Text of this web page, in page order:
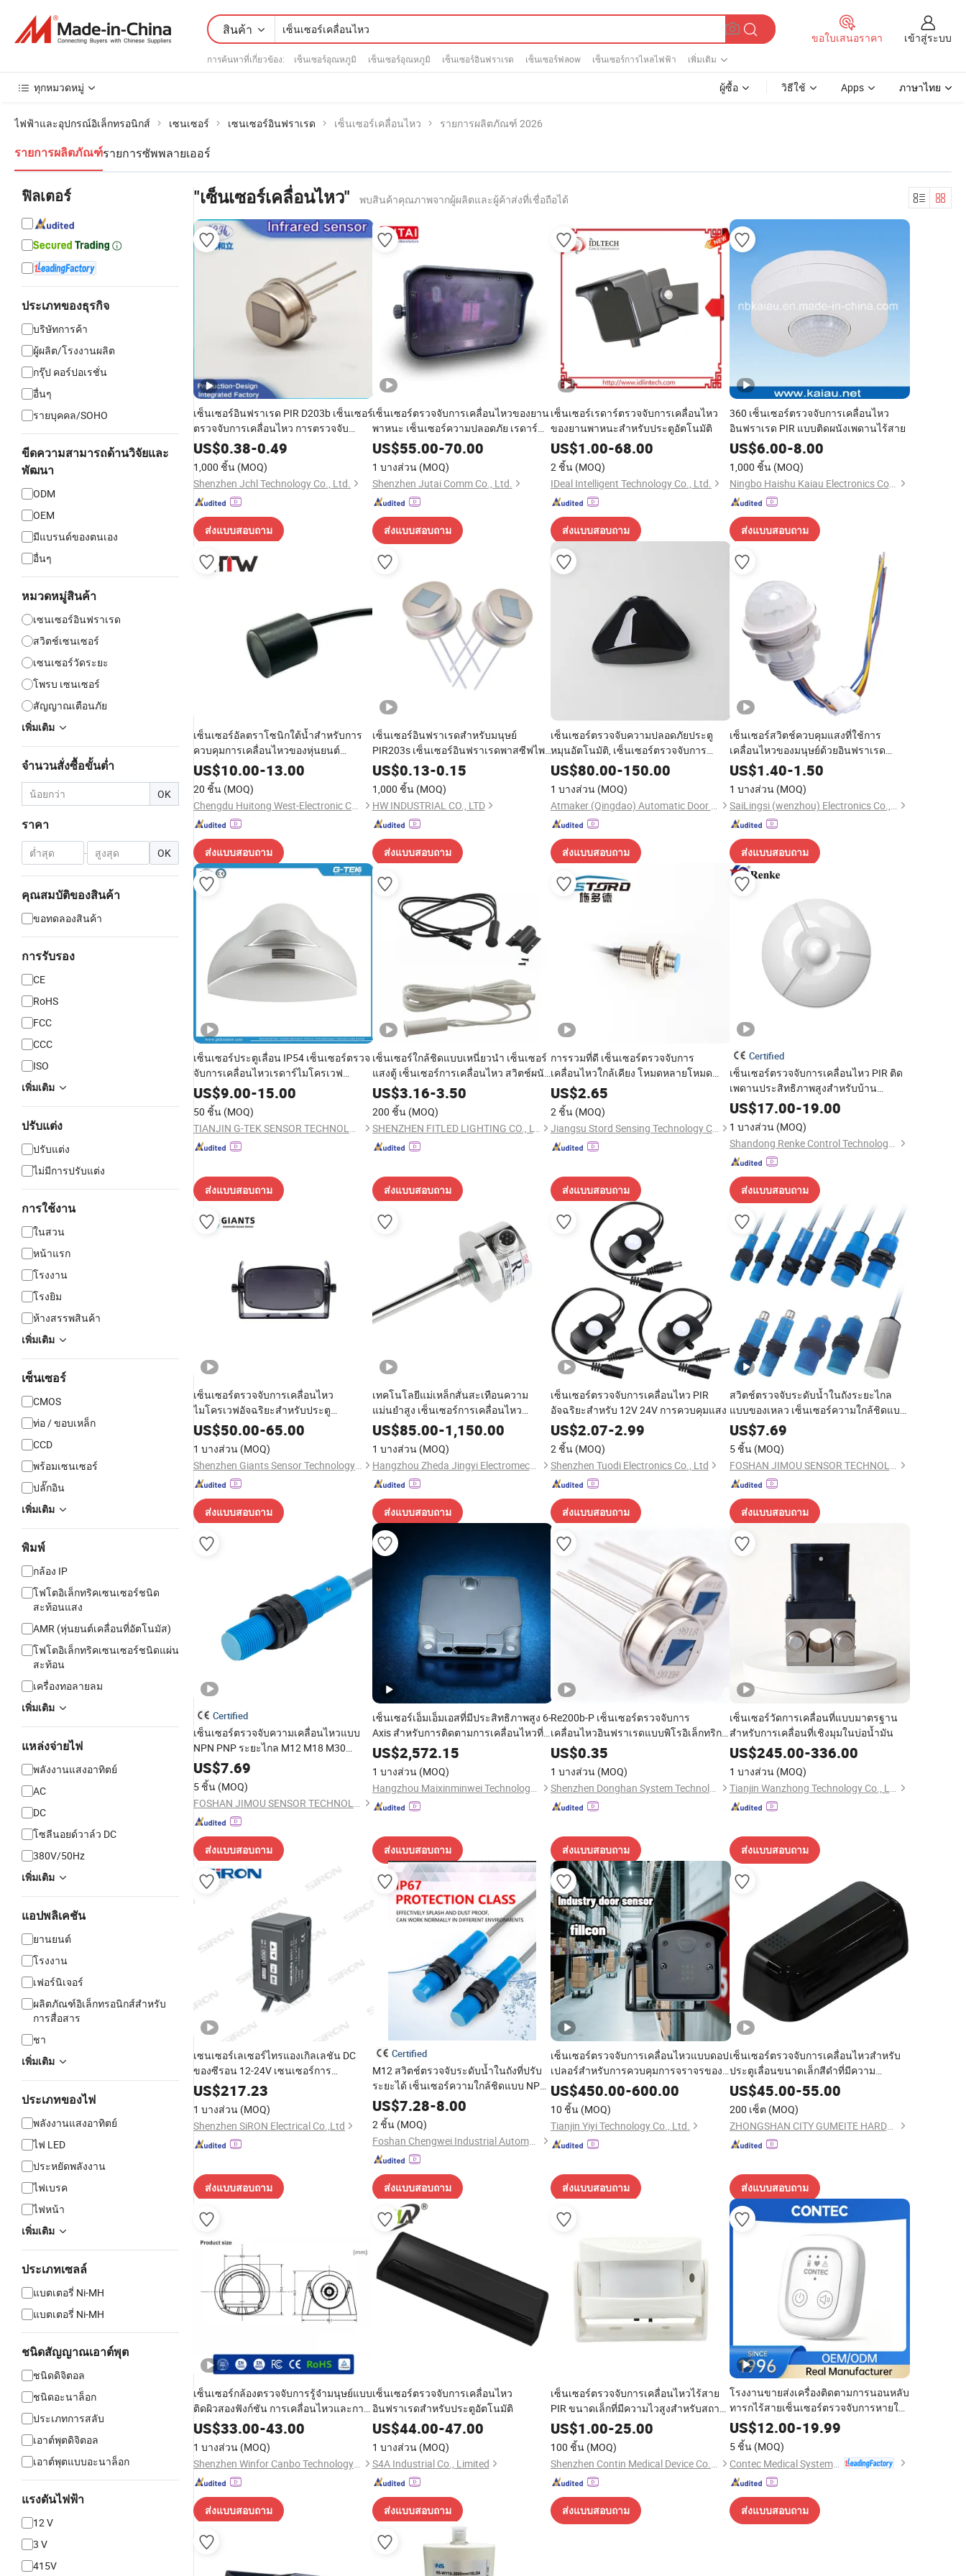
สินค้า
การค้นหาที่เกี่ยวข้อง: เซ็นเซอร์อุณหภูมิ เซ็นเซอร์อุณหภูมิ เซ็นเซอร์อินฟราเรด เซ็นเซอร์ฟลow เซ็นเซอร์การไหลไฟฟ้า เพิ่มเติม
ขอใบเสนอราคา เข้าสู่ระบบ
ทุกหมวดหมู่ ผู้ซื้อ วิธีใช้ Apps ภาษาไทย
ไฟฟ้าและอุปกรณ์อิเล็กทรอนิกส์ เซนเซอร์ เซนเซอร์อินฟราเรด เซ็นเซอร์เคลื่อนไหว รายการผลิตภัณฑ์ 2026
รายการผลิตภัณฑ์รายการซัพพลายเออร์
ฟิลเตอร์
ประเภทของธุรกิจ
บริษัทการค้า
ผู้ผลิต/โรงงานผลิต
กรุ๊ป คอร์ปอเรชั่น
อื่นๆ
รายบุคคล/SOHO
ขีดความสามารถด้านวิจัยและ
พัฒนา
ODM
OEM
มีแบรนด์ของตนเอง
อื่นๆ
หมวดหมู่สินค้า
เซนเซอร์อินฟราเรด
สวิตช์เซนเซอร์
เซนเซอร์วัดระยะ
โพรบ เซนเซอร์
สัญญาณเตือนภัย
เพิ่มเติม
จำนวนสั่งซื้อขั้นต่ำ
OK
ราคา
- OK
คุณสมบัติของสินค้า
ขอทดลองสินค้า
การรับรอง
CE
RoHS
FCC
CCC
ISO
เพิ่มเติม
ปรับแต่ง
ปรับแต่ง
ไม่มีการปรับแต่ง
การใช้งาน
ในสวน
หน้าแรก
โรงงาน
โรงยิม
ห้างสรรพสินค้า
เพิ่มเติม
เซ็นเซอร์
CMOS
ท่อ / ขอบเหล็ก
CCD
พร้อมเซนเซอร์
ปลั๊กอิน
เพิ่มเติม
พิมพ์
กล้อง IP
โฟโตอิเล็กทริคเซนเซอร์ชนิด
สะท้อนแสง
AMR (หุ่นยนต์เคลื่อนที่อัตโนมัส)
โฟโตอิเล็กทริคเซนเซอร์ชนิดแผ่น
สะท้อน
เครื่องทอลายลม
เพิ่มเติม
แหล่งจ่ายไฟ
พลังงานแสงอาทิตย์
AC
DC
โซลีนอยด์วาล์ว DC
380V/50Hz
เพิ่มเติม
แอปพลิเคชัน
ยานยนต์
โรงงาน
เฟอร์นิเจอร์
ผลิตภัณฑ์อิเล็กทรอนิกส์สำหรับ
การสื่อสาร
ชา
เพิ่มเติม
ประเภทของไฟ
พลังงานแสงอาทิตย์
ไฟ LED
ประหยัดพลังงาน
ไฟเบรค
ไฟหน้า
เพิ่มเติม
ประเภทเซลล์
แบตเตอรี่ Ni-MH
แบตเตอรี่ Ni-MH
ชนิดสัญญาณเอาต์พุต
ชนิดดิจิตอล
ชนิดอะนาล็อก
ประเภทการสลับ
เอาต์พุตดิจิตอล
เอาต์พุตแบบอะนาล็อก
แรงดันไฟฟ้า
12 V
3 V
415V
"เซ็นเซอร์เคลื่อนไหว" พบสินค้าคุณภาพจากผู้ผลิตและผู้ค้าส่งที่เชื่อถือได้
เซ็นเซอร์อินฟราเรด PIR D203b เซ็นเซอร์
ตรวจจับการเคลื่อนไหว การตรวจจับ
ร่างกายมนุษย์ สัญญาณจำลองสามขา
องค์ประกอบผลึกคู่
US$0.38-0.49
1,000 ชิ้น (MOQ)
Shenzhen Jchl Technology Co., Ltd.
ส่งแบบสอบถาม
เซ็นเซอร์ตรวจจับการเคลื่อนไหวของยาน
พาหนะ เซ็นเซอร์ความปลอดภัย เรดาร์
ไมโครเวฟ สำหรับประตูอุตสาหกรรม
US$55.00-70.00
1 บางส่วน (MOQ)
Shenzhen Jutai Comm Co., Ltd.
ส่งแบบสอบถาม
เซ็นเซอร์เรดาร์ตรวจจับการเคลื่อนไหว
ของยานพาหนะสำหรับประตูอัตโนมัติ
US$1.00-68.00
2 ชิ้น (MOQ)
IDeal Intelligent Technology Co., Ltd.
ส่งแบบสอบถาม
360 เซ็นเซอร์ตรวจจับการเคลื่อนไหว
อินฟราเรด PIR แบบติดผนังเพดานไร้สาย
US$6.00-8.00
1,000 ชิ้น (MOQ)
Ningbo Haishu Kaiau Electronics Co., Ltd.
ส่งแบบสอบถาม
เซ็นเซอร์อัลตราโซนิกใต้น้ำสำหรับการ
ควบคุมการเคลื่อนไหวของหุ่นยนต์
ทำความสะอาด
US$10.00-13.00
20 ชิ้น (MOQ)
Chengdu Huitong West-Electronic Co., Ltd.
ส่งแบบสอบถาม
เซ็นเซอร์อินฟราเรดสำหรับมนุษย์
PIR203s เซ็นเซอร์อินฟราเรดพาสซีฟไพ
โรอิเล็กทริก เซ็นเซอร์ตรวจจับการ
เคลื่อนไหวของมนุษย์
US$0.13-0.15
1,000 ชิ้น (MOQ)
HW INDUSTRIAL CO., LTD
ส่งแบบสอบถาม
เซ็นเซอร์ตรวจจับความปลอดภัยประตู
หมุนอัตโนมัติ, เซ็นเซอร์ตรวจจับการ
เคลื่อนไหวไมโครเวฟและเซ็นเซอร์
อินฟราเรดป้องกันการหนีบ
US$80.00-150.00
1 บางส่วน (MOQ)
Atmaker (Qingdao) Automatic Door Co., Ltd.
ส่งแบบสอบถาม
เซ็นเซอร์สวิตช์ควบคุมแสงที่ใช้การ
เคลื่อนไหวของมนุษย์ด้วยอินฟราเรด
สำหรับไฟเพดาน
US$1.40-1.50
1 บางส่วน (MOQ)
SaiLingsi (wenzhou) Electronics Co., LTD
ส่งแบบสอบถาม
เซ็นเซอร์ประตูเลื่อน IP54 เซ็นเซอร์ตรวจ
จับการเคลื่อนไหวเรดาร์ไมโครเวฟ
พลาสติกสำหรับประตูเลื่อนโค้ง
US$9.00-15.00
50 ชิ้น (MOQ)
TIANJIN G-TEK SENSOR TECHNOLOGY CO., LTD
ส่งแบบสอบถาม
เซ็นเซอร์ใกล้ชิดแบบเหนี่ยวนำ เซ็นเซอร์
แสงตู้ เซ็นเซอร์การเคลื่อนไหว สวิตช์ผนัง
สวิตช์ PIR สวิตช์ไฟฟ้า สวิตช์อัตโนมัติ
เซ็นเซอร์อินฟราเรดสำหรับประตูตู้
US$3.16-3.50
200 ชิ้น (MOQ)
SHENZHEN FITLED LIGHTING CO., LTD.
ส่งแบบสอบถาม
การรวมที่ดี เซ็นเซอร์ตรวจจับการ
เคลื่อนไหวใกล้เคียง โหมดหลายโหมด
เซ็นเซอร์ตรวจจับการเคลื่อนไหวสำหรับ
การกำหนดตำแหน่งขีดจำกัด
US$2.65
2 ชิ้น (MOQ)
Jiangsu Stord Sensing Technology Co., Ltd.
ส่งแบบสอบถาม
Certified
เซ็นเซอร์ตรวจจับการเคลื่อนไหว PIR ติด
เพดานประสิทธิภาพสูงสำหรับบ้าน
อัจฉริยะ
US$17.00-19.00
1 บางส่วน (MOQ)
Shandong Renke Control Technology Co., Ltd.
ส่งแบบสอบถาม
เซ็นเซอร์ตรวจจับการเคลื่อนไหว
ไมโครเวฟอัจฉริยะสำหรับประตู
อุตสาหกรรมและประตูเลื่อนในโรงรถ
US$50.00-65.00
1 บางส่วน (MOQ)
Shenzhen Giants Sensor Technology Co., Ltd.
ส่งแบบสอบถาม
เทคโนโลยีแม่เหล็กสั่นสะเทือนความ
แม่นยำสูง เซ็นเซอร์การเคลื่อนไหว
อุตสาหกรรมขั้นสูง
US$85.00-1,150.00
1 บางส่วน (MOQ)
Hangzhou Zheda Jingyi Electromechanical Technology Corporation Limited
ส่งแบบสอบถาม
เซ็นเซอร์ตรวจจับการเคลื่อนไหว PIR
อัจฉริยะสำหรับ 12V 24V การควบคุมแสง
US$2.07-2.99
2 ชิ้น (MOQ)
Shenzhen Tuodi Electronics Co., Ltd
ส่งแบบสอบถาม
สวิตช์ตรวจจับระดับน้ำในถังระยะไกล
แบบของเหลว เซ็นเซอร์ความใกล้ชิดแบบ
แคปาซิทีฟ NPN PNP
US$7.69
5 ชิ้น (MOQ)
FOSHAN JIMOU SENSOR TECHNOLOGY CO., LTD.
ส่งแบบสอบถาม
Certified
เซ็นเซอร์ตรวจจับความเคลื่อนไหวแบบ
NPN PNP ระยะไกล M12 M18 M30
สำหรับการตรวจสอบระดับน้ำในถัง
US$7.69
5 ชิ้น (MOQ)
FOSHAN JIMOU SENSOR TECHNOLOGY CO., LTD.
ส่งแบบสอบถาม
เซ็นเซอร์เอ็มเอ็มเอสที่มีประสิทธิภาพสูง 6-
Axis สำหรับการติดตามการเคลื่อนไหวที่
แม่นยำ
US$2,572.15
1 บางส่วน (MOQ)
Hangzhou Maixinminwei Technology Co., Ltd.
ส่งแบบสอบถาม
Re200b-P เซ็นเซอร์ตรวจจับการ
เคลื่อนไหวอินฟราเรดแบบพิโรอิเล็กทริก
2.2-15V to-5
US$0.35
1 บางส่วน (MOQ)
Shenzhen Donghan System Technology Co., Ltd.
ส่งแบบสอบถาม
เซ็นเซอร์วัดการเคลื่อนที่แบบมาตรฐาน
สำหรับการเคลื่อนที่เชิงมุมในบ่อน้ำมัน
US$245.00-336.00
1 บางส่วน (MOQ)
Tianjin Wanzhong Technology Co., Ltd.
ส่งแบบสอบถาม
เซนเซอร์เลเซอร์ไทรแองเกิลเลชัน DC
ของซีรอน 12-24V เซนเซอร์การ
เคลื่อนไหว ตรวจจับระดับการบิดเบี้ยวของ
วัสดุ 3cm
US$217.23
1 บางส่วน (MOQ)
Shenzhen SiRON Electrical Co.,Ltd
ส่งแบบสอบถาม
Certified
M12 สวิตช์ตรวจจับระดับน้ำในถังที่ปรับ
ระยะได้ เซ็นเซอร์ความใกล้ชิดแบบ NPN
PNP แบบสัมผัส capacitance
US$7.28-8.00
2 ชิ้น (MOQ)
Foshan Chengwei Industrial Automation Co., Ltd.
ส่งแบบสอบถาม
เซ็นเซอร์ตรวจจับการเคลื่อนไหวแบบดอป
เปลอร์สำหรับการควบคุมการจราจรของ
รถยนต์ในทิศทางเดียว
US$450.00-600.00
10 ชิ้น (MOQ)
Tianjin Yiyi Technology Co., Ltd.
ส่งแบบสอบถาม
เซ็นเซอร์ตรวจจับการเคลื่อนไหวสำหรับ
ประตูเลื่อนขนาดเล็กสีดำที่มีความ
ปลอดภัยสำหรับคนเดินเท้า
US$45.00-55.00
200 เซ็ต (MOQ)
ZHONGSHAN CITY GUMEITE HARDWARE PRODUCTS CO., LTD.
ส่งแบบสอบถาม
เซ็นเซอร์กล้องตรวจจับการรู้จำมนุษย์แบบ
ติดผิวสองฟังก์ชัน การเคลื่อนไหวและการ
มีอยู่ เซ็นเซอร์ประตูโรงรถแบบเลื่อนและ
สวิง ระบบเปิดอัตโนมัติ
US$33.00-43.00
1 บางส่วน (MOQ)
Shenzhen Winfor Canbo Technology Co., Ltd.
ส่งแบบสอบถาม
เซ็นเซอร์ตรวจจับการเคลื่อนไหว
อินฟราเรดสำหรับประตูอัตโนมัติ
US$44.00-47.00
1 บางส่วน (MOQ)
S4A Industrial Co., Limited
ส่งแบบสอบถาม
เซ็นเซอร์ตรวจจับการเคลื่อนไหวไร้สาย
PIR ขนาดเล็กที่มีความไวสูงสำหรับสถาน
พยาบาล
US$1.00-25.00
100 ชิ้น (MOQ)
Shenzhen Contin Medical Device Co., Ltd.
ส่งแบบสอบถาม
โรงงานขายส่งเครื่องติดตามการนอนหลับ
ทารกไร้สายเซ็นเซอร์ตรวจจับการหายใจ
ของทารกพร้อมการตรวจจับการ
เคลื่อนไหว
US$12.00-19.99
5 ชิ้น (MOQ)
Contec Medical Systems Co., Ltd.
ส่งแบบสอบถาม